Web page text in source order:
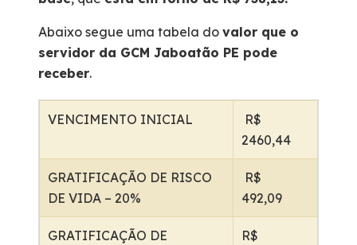
Abaixo segue uma tabela do valor que o
servidor da GCM Jaboatão PE pode
receber.
VENCIMENTO INICIAL
R$
2460,44
GRATIFICAÇÃO DE RISCO
DE VIDA – 20%
R$
492,09
GRATIFICAÇÃO DE
R$